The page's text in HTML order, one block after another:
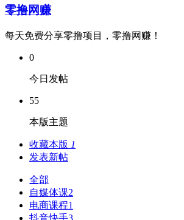
零撸网赚
每天免费分享零撸项目，零撸网赚！
0
今日发帖
55
本版主题
收藏本版 1
发表新帖
全部
自媒体课2
电商课程1
抖音快手3